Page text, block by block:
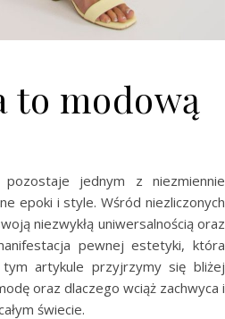
to modową
jednym z niezmiennie
epoki i style. Wśród niezliczonych
niezwykłą uniwersalnością oraz
pewnej estetyki, która
artykule przyjrzymy się bliżej
oraz dlaczego wciąż zachwyca i
świecie.